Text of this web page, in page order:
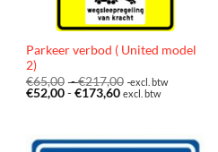
Parkeer verbod ( United model
2)
€65,00 -€217,00 Prijsklasse:
€65,00
excl. btw
€52,00 - €173,60Prijsklasse:
excl. btw